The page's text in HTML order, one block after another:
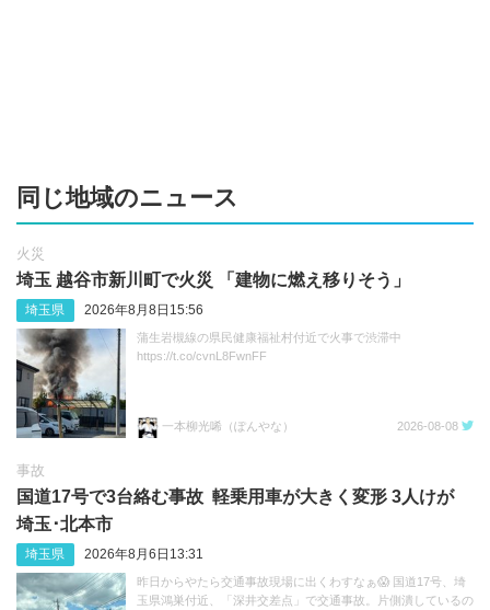
同じ地域のニュース
火災
埼玉 越谷市新川町で火災 「建物に燃え移りそう」
埼玉県 2026年8月8日15:56
蒲生岩槻線の県民健康福祉村付近で火事で渋滞中
https://t.co/cvnL8FwnFF
一本柳光唏（ぽんやな） 2026-08-08
事故
国道17号で3台絡む事故 軽乗用車が大きく変形 3人けが
埼玉･北本市
埼玉県 2026年8月6日13:31
昨日からやたら交通事故現場に出くわすなぁ😱 国道17号、埼
玉県鴻巣付近、「深井交差点」で交通事故。片側潰しているの